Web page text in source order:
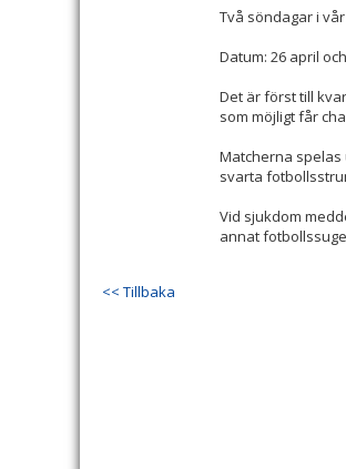
Två söndagar i
Datum: 26 april
Det är först till
som möjligt får
Matcherna
svarta
Vid sjukdom
annat
<< Tillbaka